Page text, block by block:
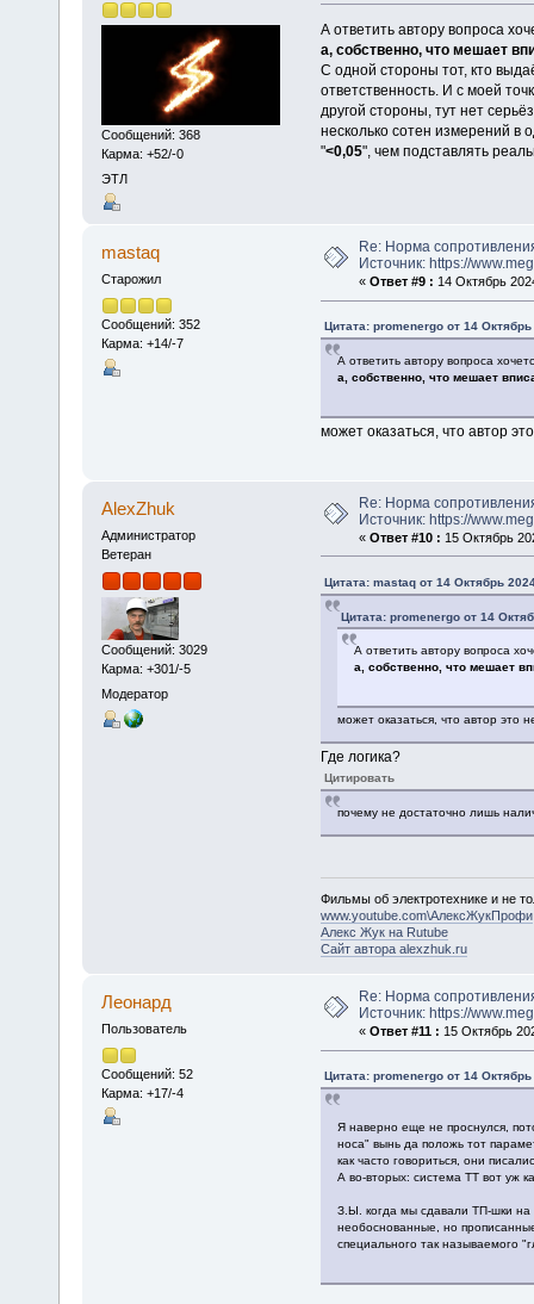
Сообщений: 368
Карма: +52/-0
ЭТЛ
А ответить автору вопроса
а, собственно, что мешает
С одной стороны тот, кто
ответственность. И с моей
другой стороны, тут нет
несколько сотен измерений в
"<0,05", чем подставлять
mastaq
Старожил
Сообщений: 352
Карма: +14/-7
Re: Норма
Источник: https://
« Ответ #9 : 14 Октябрь
Цитата: promenergo от 14
А ответить автору вопроса
а, собственно, что мешает
может оказаться, что автор
AlexZhuk
Администратор
Ветеран
Сообщений: 3029
Карма: +301/-5
Модератор
Re: Норма
Источник: https://
« Ответ #10 : 15 Октябрь
Цитата: mastaq от 14 Октябрь
Цитата: promenergo от 14
А ответить автору вопроса
а, собственно, что мешает
может оказаться, что автор это
Где логика?
Цитировать
почему не достаточно лишь
Фильмы об электротехнике и не
www.youtube.com\АлексЖукПрофи
Алекс Жук на Rutube
Сайт автора alexzhuk.ru
Леонард
Пользователь
Сообщений: 52
Карма: +17/-4
Re: Норма
Источник: https://
« Ответ #11 : 15 Октябрь
Цитата: promenergo от 14
Я наверно еще не проснулся,
носа" вынь да положь тот
как часто говориться, они
А во-вторых: система ТТ вот уж
З.Ы. когда мы сдавали ТП-шки на
необоснованные, но
специального так называемого